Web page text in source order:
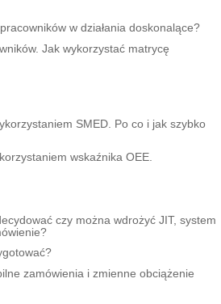
w działania doskonalące?
Jak wykorzystać matrycę
SMED. Po co i jak szybko
wskaźnika OEE.
czy można wdrożyć JIT, system
zamówienia i zmienne obciążenie